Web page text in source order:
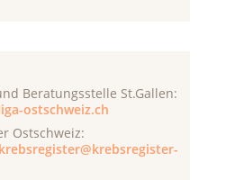
Beratungsstelle St.Gallen:
ostschweiz.ch
Ostschweiz: